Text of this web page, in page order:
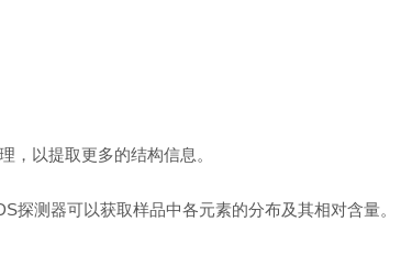
，以提取更多的结构信息。
探测器可以获取样品中各元素的分布及其相对含量。